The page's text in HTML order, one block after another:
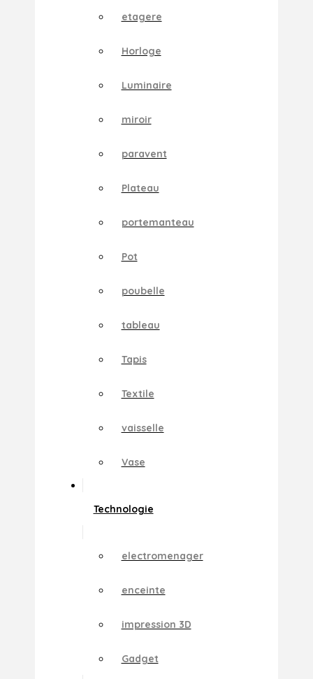
etagere
Horloge
Luminaire
miroir
paravent
Plateau
portemanteau
Pot
poubelle
tableau
Tapis
Textile
vaisselle
Vase
Technologie
electromenager
enceinte
impression 3D
Gadget